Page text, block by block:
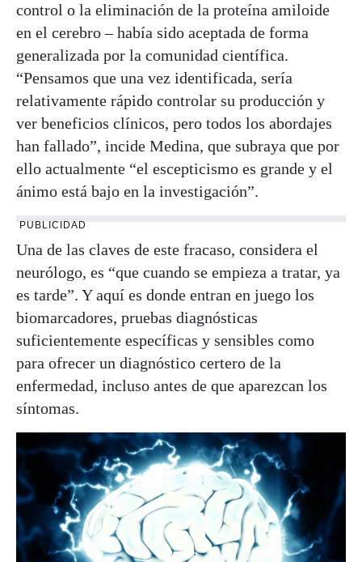
control o la eliminación de la proteína amiloide
en el cerebro – había sido aceptada de forma
generalizada por la comunidad científica.
“Pensamos que una vez identificada, sería
relativamente rápido controlar su producción y
ver beneficios clínicos, pero todos los abordajes
han fallado”, incide Medina, que subraya que por
ello actualmente “el escepticismo es grande y el
ánimo está bajo en la investigación”.
PUBLICIDAD
Una de las claves de este fracaso, considera el
neurólogo, es “que cuando se empieza a tratar, ya
es tarde”. Y aquí es donde entran en juego los
biomarcadores, pruebas diagnósticas
suficientemente específicas y sensibles como
para ofrecer un diagnóstico certero de la
enfermedad, incluso antes de que aparezcan los
síntomas.